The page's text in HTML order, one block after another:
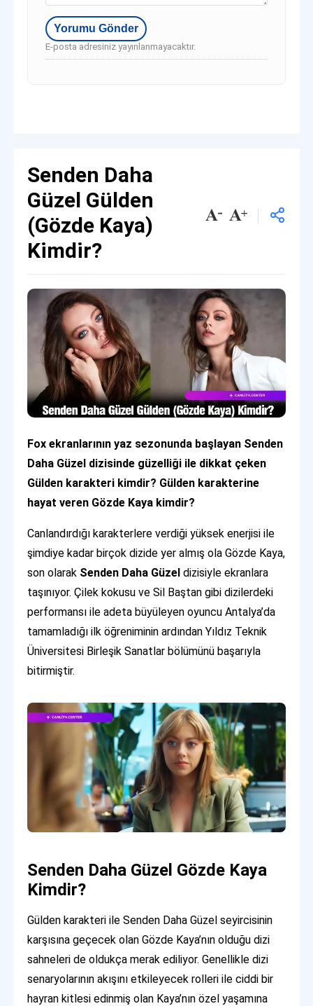
E-posta adresiniz yayınlanmayacaktır.
Senden Daha
Güzel Gülden
(Gözde Kaya)
Kimdir?
Fox ekranlarının yaz sezonunda başlayan Senden
Daha Güzel dizisinde güzelliği ile dikkat çeken
Gülden karakteri kimdir? Gülden karakterine
hayat veren Gözde Kaya kimdir?
Canlandırdığı karakterlere verdiği yüksek enerjisi ile
şimdiye kadar birçok dizide yer almış ola Gözde Kaya,
son olarak Senden Daha Güzel dizisiyle ekranlara
taşınıyor. Çilek kokusu ve Sil Baştan gibi dizilerdeki
performansı ile adeta büyüleyen oyuncu Antalya’da
tamamladığı ilk öğreniminin ardından Yıldız Teknik
Üniversitesi Birleşik Sanatlar bölümünü başarıyla
bitirmiştir.
Senden Daha Güzel Gözde Kaya
Kimdir?
Gülden karakteri ile Senden Daha Güzel seyircisinin
karşısına geçecek olan Gözde Kaya’nın olduğu dizi
sahneleri de oldukça merak ediliyor. Genellikle dizi
senaryolarının akışını etkileyecek rolleri ile ciddi bir
hayran kitlesi edinmiş olan Kaya’nın özel yaşamına